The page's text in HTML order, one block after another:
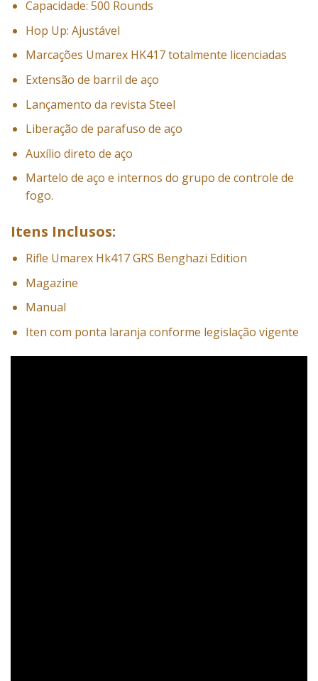
Capacidade: 500 Rounds
Hop Up: Ajustável
Marcações Umarex HK417 totalmente licenciadas
Extensão de barril de aço
Lançamento da revista Steel
Liberação de parafuso de aço
Auxílio direto de aço
Martelo de aço e internos do grupo de controle de
fogo.
Itens Inclusos:
Rifle Umarex Hk417 GRS Benghazi Edition
Magazine
Manual
Iten com ponta laranja conforme legislação vigente